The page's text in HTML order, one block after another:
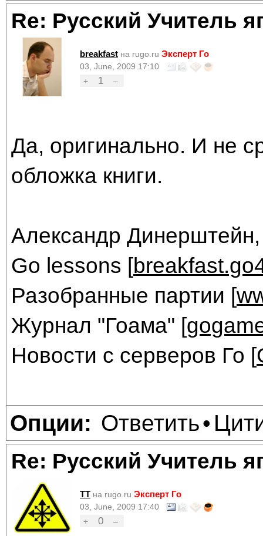
Re: Русский Учитель
breakfast на rugo.ru Эксперт Го
03, June, 2009 17:10
+
1 –
Да, оригинально. И не
обложка книги.
Александр Динерштейн,
Go lessons [
Разобранные партии [
Журнал "Гоама" [
Новости с серверов Го [
Опции: Ответить•
Re: Русский Учитель
TT на rugo.ru Эксперт Го
03, June, 2009 17:40
+
0 –